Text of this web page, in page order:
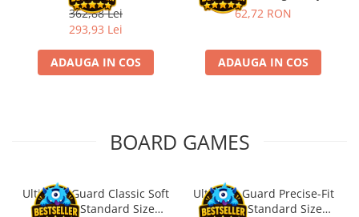
Fischertechnik
362,88 Lei
293,93 Lei
ADAUGA IN COS
62,72 RON
ADAUGA IN COS
BOARD GAMES
Ultimate Guard Classic Soft
Sleeves Standard Size
Ultimate Guard Precise-Fit
Sleeves Standard Size